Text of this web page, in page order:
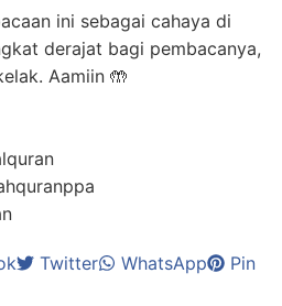
ini sebagai cahaya di
derajat bagi pembacanya,
Aamiin 🤲
Twitter WhatsApp
Pin